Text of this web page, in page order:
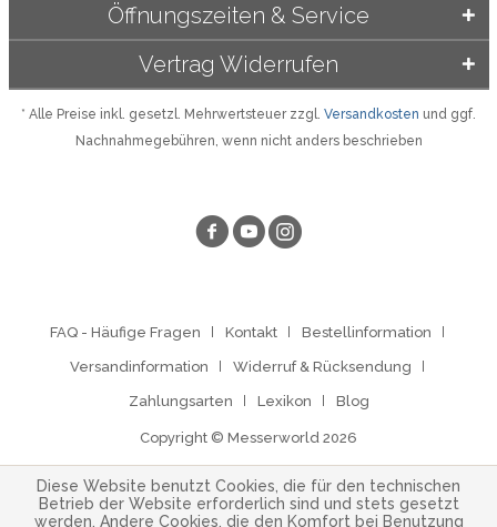
Öffnungszeiten & Service
Vertrag Widerrufen
* Alle Preise inkl. gesetzl. Mehrwertsteuer zzgl. Versandkosten und ggf.
Nachnahmegebühren, wenn nicht anders beschrieben
FAQ - Häufige Fragen Kontakt Bestellinformation
Versandinformation Widerruf & Rücksendung
Zahlungsarten Lexikon Blog
Copyright © Messerworld 2026
Diese Website benutzt Cookies, die für den technischen
Betrieb der Website erforderlich sind und stets gesetzt
werden. Andere Cookies, die den Komfort bei Benutzung